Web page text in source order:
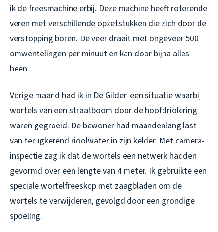
ik de freesmachine erbij. Deze machine heeft roterende
veren met verschillende opzetstukken die zich door de
verstopping boren. De veer draait met ongeveer 500
omwentelingen per minuut en kan door bijna alles
heen.
Vorige maand had ik in De Gilden een situatie waarbij
wortels van een straatboom door de hoofdriolering
waren gegroeid. De bewoner had maandenlang last
van terugkerend rioolwater in zijn kelder. Met camera-
inspectie zag ik dat de wortels een netwerk hadden
gevormd over een lengte van 4 meter. Ik gebruikte een
speciale wortelfreeskop met zaagbladen om de
wortels te verwijderen, gevolgd door een grondige
spoeling.